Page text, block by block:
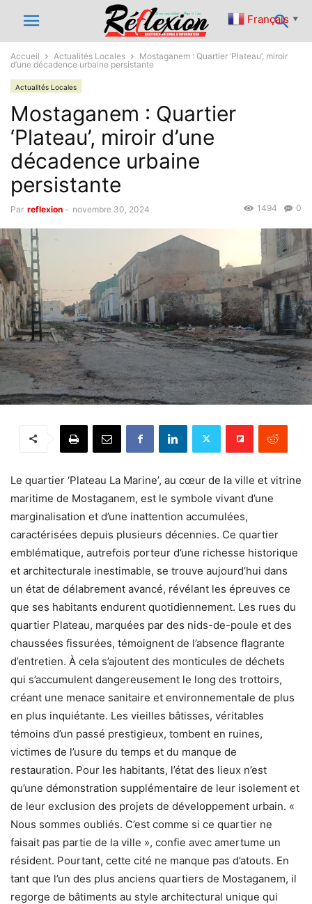
Accueil Actualités Locales
Mostaganem : Quartier ‘Plateau’, miroir
d’une décadence urbaine persistante
Actualités Locales
Mostaganem : Quartier
‘Plateau’, miroir d’une
décadence urbaine
persistante
Par reflexion - novembre 30, 2024 0
1494
Le quartier ‘Plateau La Marine’, au cœur de la ville et vitrine
maritime de Mostaganem, est le symbole vivant d’une
marginalisation et d’une inattention accumulées,
caractérisées depuis plusieurs décennies. Ce quartier
emblématique, autrefois porteur d’une richesse historique
et architecturale inestimable, se trouve aujourd’hui dans
un état de délabrement avancé, révélant les épreuves ce
que ses habitants endurent quotidiennement. Les rues du
quartier Plateau, marquées par des nids-de-poule et des
chaussées fissurées, témoignent de l’absence flagrante
d’entretien. À cela s’ajoutent des monticules de déchets
qui s’accumulent dangereusement le long des trottoirs,
créant une menace sanitaire et environnementale de plus
en plus inquiétante. Les vieilles bâtisses, véritables
témoins d’un passé prestigieux, tombent en ruines,
victimes de l’usure du temps et du manque de
restauration. Pour les habitants, l’état des lieux n’est
qu’une démonstration supplémentaire de leur isolement et
de leur exclusion des projets de développement urbain. «
Nous sommes oubliés. C’est comme si ce quartier ne
faisait pas partie de la ville », confie avec amertume un
résident. Pourtant, cette cité ne manque pas d’atouts. En
tant que l’un des plus anciens quartiers de Mostaganem, il
regorge de bâtiments au style architectural unique qui
Français ▼